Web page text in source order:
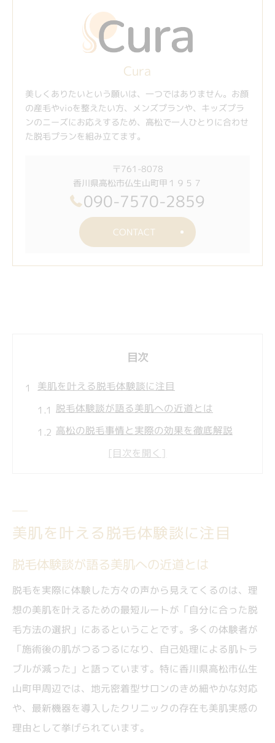
Cura
美しくありたいという願いは、一つではありません。お顔
の産毛やvioを整えたい方、メンズプランや、キッズプラ
ンのニーズにお応えするため、高松で一人ひとりに合わせ
た脱毛プランを組み立てます。
〒761-8078
香川県高松市仏生山町甲１９５７
090-7570-2859
CONTACT
目次
美肌を叶える脱毛体験談に注目
脱毛体験談が語る美肌への近道とは
高松の脱毛事情と実際の効果を徹底解説
セルフ脱毛とサロン脱毛の体験を比較紹介
脱毛で実感できる美肌効果のリアルな声
高松の脱毛体験で得られる自己処理の解放
感
脱毛後の肌質変化に驚いた体験談を紹介
セルフ脱毛とプロ施術の効果の違いとは
うなじ脱毛で感じた自信と印象の変化を解
説
リアル体験談で知る脱毛の流れ
脱毛の流れを体験談で詳しく解説します
高松での脱毛カウンセリングの実際とは
美肌を叶える脱毛体験談に注目
脱毛体験談が語る美肌への近道とは
脱毛を実際に体験した方々の声から見えてくるのは、理
想の美肌を叶えるための最短ルートが「自分に合った脱
毛方法の選択」にあるということです。多くの体験者が
「施術後の肌がつるつるになり、自己処理による肌トラ
ブルが減った」と語っています。特に香川県高松市仏生
山町甲周辺では、地元密着型サロンのきめ細やかな対応
や、最新機器を導入したクリニックの存在も美肌実感の
理由として挙げられています。